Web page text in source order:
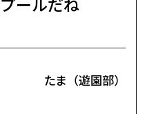
たま（遊園部）